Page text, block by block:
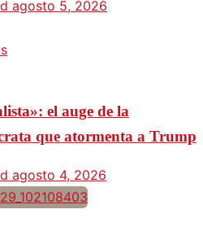
agosto 5, 2026
el auge de la
que atormenta a Trump
agosto 4, 2026